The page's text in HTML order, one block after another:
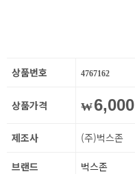
상품번호 4767162
상품가격 ₩6,000
제조사 (주)벅스존
브랜드 벅스존